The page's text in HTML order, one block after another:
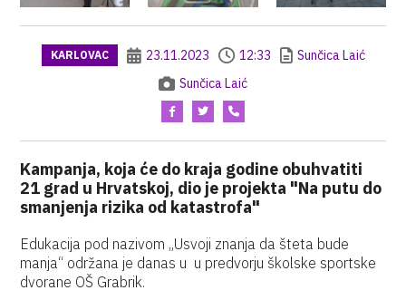
KARLOVAC 23.11.2023 12:33
Sunčica Laić
Sunčica Laić
Kampanja, koja će do kraja godine obuhvatiti
21 grad u Hrvatskoj, dio je projekta "Na putu do
smanjenja rizika od katastrofa"
Edukacija pod nazivom „Usvoji znanja da šteta bude
manja“ održana je danas u u predvorju školske sportske
dvorane OŠ Grabrik.